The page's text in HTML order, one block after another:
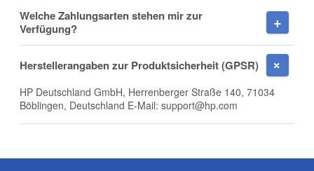
Welche Zahlungsarten stehen mir zur
Verfügung?
Herstellerangaben zur Produktsicherheit (GPSR)
HP Deutschland GmbH, Herrenberger Straße 140, 71034
Böblingen, Deutschland E-Mail: support@hp.com